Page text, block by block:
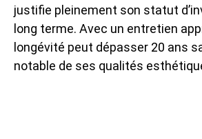
justifie pleinement son statut
long terme. Avec un entretien
longévité peut dépasser 20 ans
notable de ses qualités